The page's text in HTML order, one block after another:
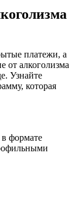
платежи, а
от алкоголизма
Узнайте
которая
формате